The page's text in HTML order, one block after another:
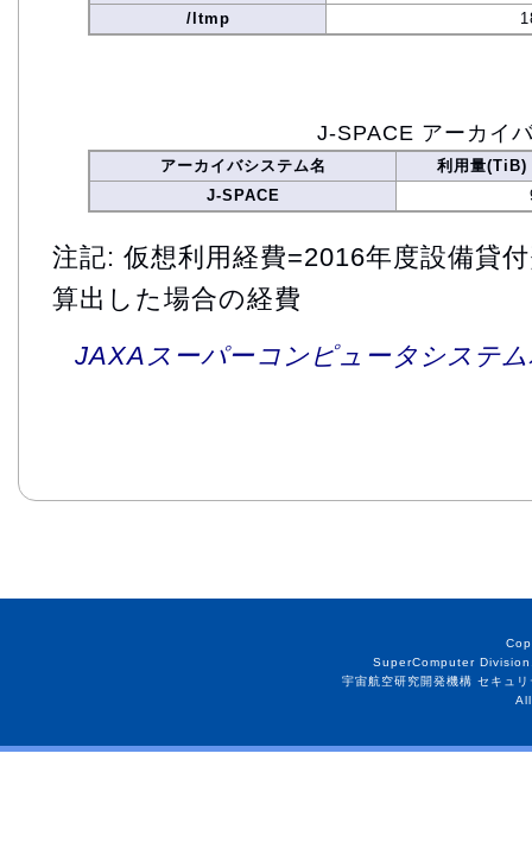
/ltmp
J-SPACE アーカイ
アーカイバシステム名
利用量(TiB)
J-SPACE
注記: 仮想利用経費=2016年度設備貸
算出した場合の経費
JAXAスーパーコンピュータシステ
SuperComputer
宇宙航空研究開発機構 セキュ